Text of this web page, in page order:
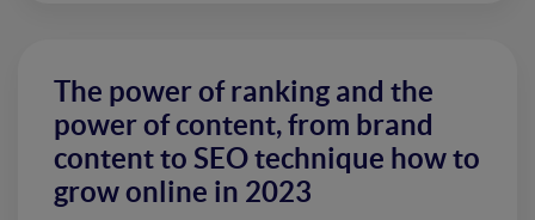
The power of ranking and the
power of content, from brand
content to SEO technique how to
grow online in 2023